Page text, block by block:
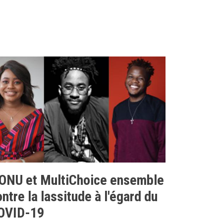
et MultiChoice ensemble
la lassitude à l'égard du
19